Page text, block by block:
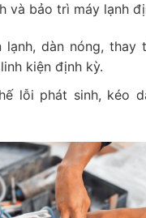
và bảo trì máy lạnh
lạnh, dàn nóng, thay
kiện định kỳ.
lỗi phát sinh, kéo